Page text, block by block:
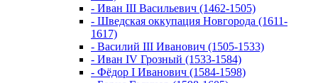
- Иван III Васильевич (1462-1505)
- Шведская оккупация Новгорода (1611-
1617)
- Василий III Иванович (1505-1533)
- Иван IV Грозный (1533-1584)
- Фёдор I Иванович (1584-1598)